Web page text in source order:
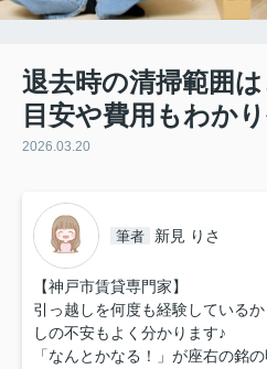
退去時の清掃範囲
目安や費用もわか
2026.03.20
筆者 新見 りさ
【神戸市賃貸専門家】
引っ越しを何度も経験している
しの不安もよく分かります♪
「なんとかなる！」が座右の銘